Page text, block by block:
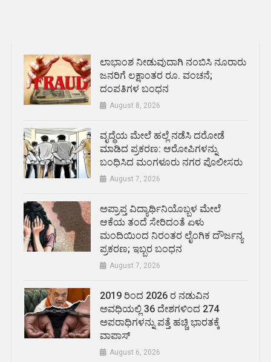
ಲಾಭಾಂಶ ನೀಡುವುದಾಗಿ ನಂಬಿಸಿ ನೂರಾರು
ಜನರಿಗೆ ಲಕ್ಷಾಂತರ ರೂ. ವಂಚನೆ;
ದಂಪತಿಗಳ ಬಂಧನ
August 8, 2026
ವೃದ್ಧೆಯ ಮೇಲೆ ಹಲ್ಲೆ ನಡೆಸಿ ದರೋಡೆ
ಮಾಡಿದ ಪ್ರಕರಣ: ಆರೋಪಿಗಳನ್ನು
ಬಂಧಿಸಿದ ಮಂಗಳೂರು ನಗರ ಪೊಲೀಸರು
August 7, 2026
ಅಪ್ರಾಪ್ತ ವಿದ್ಯಾರ್ಥಿನಿಯೊಬ್ಬಳ ಮೇಲೆ
ಆಕೆಯ ತಂದೆ ಸೇರಿದಂತೆ ಏಳು
ಮಂದಿಯಿಂದ ನಿರಂತರ ಲೈಂಗಿಕ ದೌರ್ಜನ್ಯ
ಪ್ರಕರಣ; ಇಬ್ಬರ ಬಂಧನ
August 7, 2026
2019 ರಿಂದ 2026 ರ ನಡುವಿನ
ಅವಧಿಯಲ್ಲಿ 36 ದೇಶಗಳಿಂದ 274
ಅಪರಾಧಿಗಳನ್ನು ಪತ್ತೆ ಹಚ್ಚಿ ಭಾರತಕ್ಕೆ
ವಾಪಾಸ್
August 6, 2026